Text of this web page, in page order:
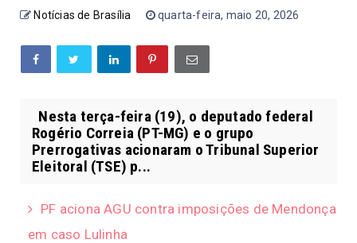
Notícias de Brasília quarta-feira, maio 20, 2026
Nesta terça-feira (19), o deputado federal
Rogério Correia (PT-MG) e o grupo
Prerrogativas acionaram o Tribunal Superior
Eleitoral (TSE) p...
PF aciona AGU contra imposições de Mendonça
em caso Lulinha